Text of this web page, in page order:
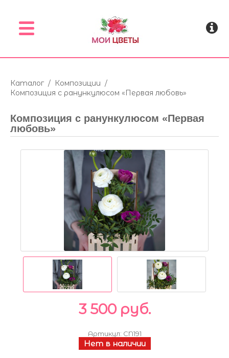
Menu
Каталог / Композиции /
Композиция с ранункулюсом «Первая любовь»
Композиция с ранункулюсом «Первая
любовь»
3 500 руб.
Артикул: CN191
Нет в наличии